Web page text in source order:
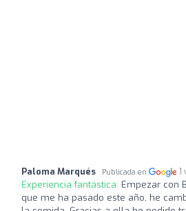
Paloma Marqués Publicada en 1
Experiencia fantástica: Empezar con
que me ha pasado este año, he